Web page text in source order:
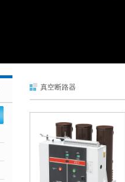
真空断路器